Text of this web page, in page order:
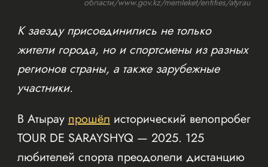
области/www.gov.kz/memleket/entities/atyrau
К заезду присоединились не только
жители города, но и спортсмены из разных
регионов страны, а также зарубежные
участники.
В Атыраупрошёлисторический велопробег
TOUR DE SARAYSHYQ — 2025. 125
любителей спорта преодолели дистанцию